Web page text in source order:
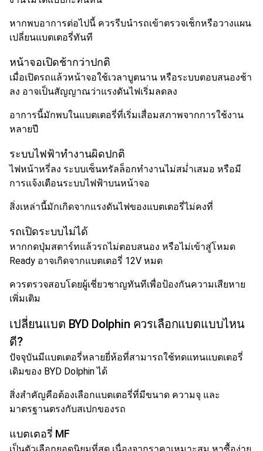
หากพบอาการต่อไปนี้ ควรรีบนำรถเข้าตรวจเช็กหรือวางแผน
เปลี่ยนแบตเตอรี่ทันที
หน้าจอเปิดช้ากว่าปกติ
เมื่อเปิดรถแล้วหน้าจอใช้เวลาบูตนาน หรือระบบตอบสนองช้า
ลง อาจเป็นสัญญาณว่าแรงดันไฟเริ่มลดลง
อาการนี้มักพบในแบตเตอรี่ที่เริ่มเสื่อมสภาพจากการใช้งาน
หลายปี
ระบบไฟฟ้าทำงานผิดปกติ
ไฟหน้าหรี่ลง ระบบเซ็นทรัลล็อกทำงานไม่สม่ำเสมอ หรือมี
การแจ้งเตือนระบบไฟฟ้าบนหน้าจอ
สิ่งเหล่านี้มักเกิดจากแรงดันไฟของแบตเตอรี่ไม่คงที่
รถเปิดระบบไม่ได้
หากกดปุ่มสตาร์ทแล้วรถไม่ตอบสนอง หรือไม่เข้าสู่โหมด
Ready อาจเกิดจากแบตเตอรี่ 12V หมด
ควรตรวจสอบโดยผู้เชี่ยวชาญทันทีเพื่อป้องกันความเสียหาย
เพิ่มเติม
เปลี่ยนแบต BYD Dolphin ควรเลือกแบตแบบไหน
ดี?
ปัจจุบันมีแบตเตอรี่หลายยี่ห้อที่สามารถใช้ทดแทนแบตเตอรี่
เดิมของ BYD Dolphin ได้
สิ่งสำคัญคือต้องเลือกแบตเตอรี่ที่มีขนาด ความจุ และ
มาตรฐานตรงกับสเปกของรถ
แบตเตอรี่ MF